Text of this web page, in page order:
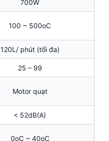
700W
100 ~ 500oC
120L/ phút (tối đa)
25 – 99
Motor quạt
< 52dB(A)
0oC ~ 40oC